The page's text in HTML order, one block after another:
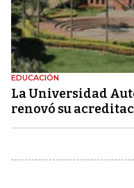
EDUCACIÓN
La Universidad
renovó su